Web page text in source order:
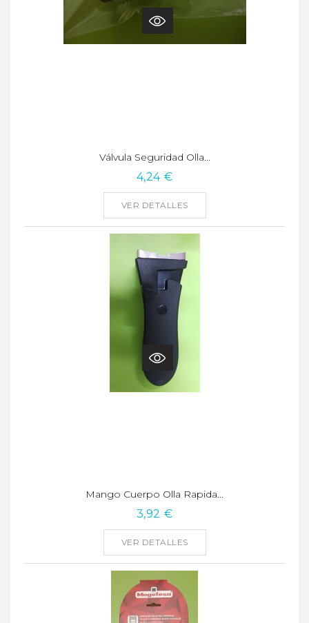
Válvula Seguridad Olla...
4,24 €
VER DETALLES
Mango Cuerpo Olla Rapida...
3,92 €
VER DETALLES